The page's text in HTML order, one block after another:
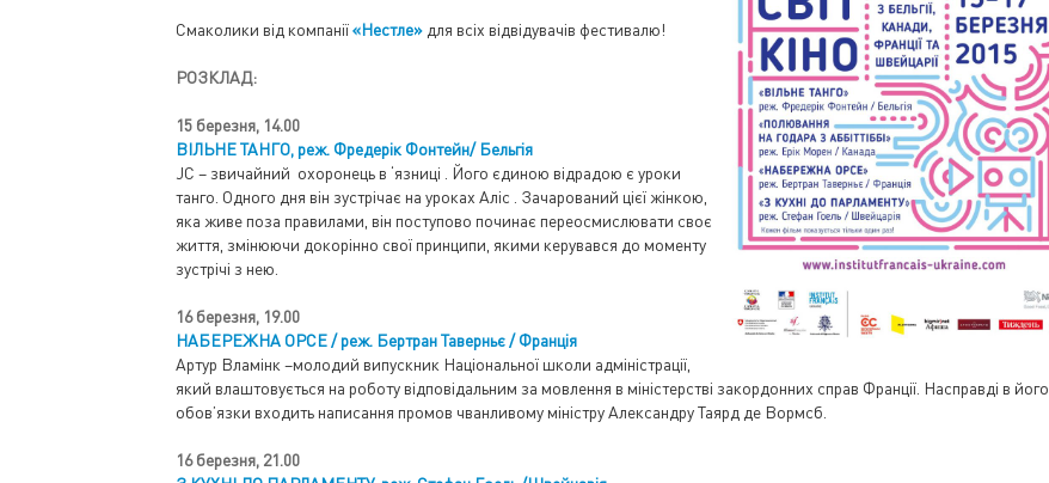
Смаколики від компанії«Нестле» для всіх відвідувачів фестивалю!
РОЗКЛАД:
15 березня, 14.00
ВІЛЬНЕ ТАНГО, реж. Фредерік Фонтейн/ Бельгія
JC – звичайний охоронець в ‘язниці . Його єдиною відрадою є уроки
танго. Одного дня він зустрічає на уроках Аліс . Зачарований цієї жінкою,
яка живе поза правилами, він поступово починає переосмислювати своє
життя, змінюючи докорінно свої принципи, якими керувався до моменту
зустрічі з нею.
16 березня, 19.00
НАБЕРЕЖНА ОРСЕ / реж. Бертран Таверньє / Франція
Артур Вламінк –молодий випускник Національної школи адміністрації,
який влаштовується на роботу відповідальним за мовлення в міністерстві закордонних справ Франції. Насправді в його
обов’язки входить написання промов чванливому міністру Александру Таярд де Вормсб.
16 березня, 21.00